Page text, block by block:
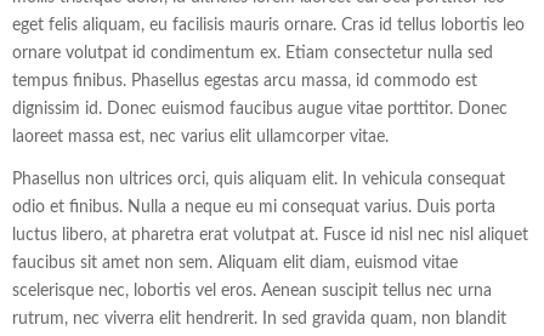
eget felis aliquam, eu facilisis mauris ornare. Cras id tellus lobortis leo
ornare volutpat id condimentum ex. Etiam consectetur nulla sed
tempus finibus. Phasellus egestas arcu massa, id commodo est
dignissim id. Donec euismod faucibus augue vitae porttitor. Donec
laoreet massa est, nec varius elit ullamcorper vitae.
Phasellus non ultrices orci, quis aliquam elit. In vehicula consequat
odio et finibus. Nulla a neque eu mi consequat varius. Duis porta
luctus libero, at pharetra erat volutpat at. Fusce id nisl nec nisl aliquet
faucibus sit amet non sem. Aliquam elit diam, euismod vitae
scelerisque nec, lobortis vel eros. Aenean suscipit tellus nec urna
rutrum, nec viverra elit hendrerit. In sed gravida quam, non blandit